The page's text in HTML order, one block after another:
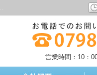
・芦屋・東灘エリアを中心とした不動産サイト
営業時間：10：